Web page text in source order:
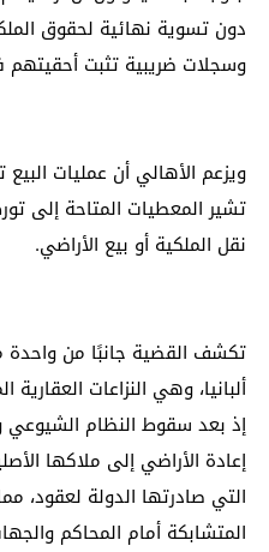
دون تسوية نهائية لحقوق
وسجلات ضريبية تثبت أحقيتهم
ويزعم الأهالي أن عمليات البيع
تشير المعطيات المتاحة إلى
نقل الملكية أو بيع الأراضي.
تكشف القضية جانبًا من واحدة
ألبانيا، وهي النزاعات
إذ بعد سقوط النظام الشيوعي
إعادة الأراضي إلى ملاكها
التي صادرتها الدولة لعقود،
المتشابكة أمام المحاكم